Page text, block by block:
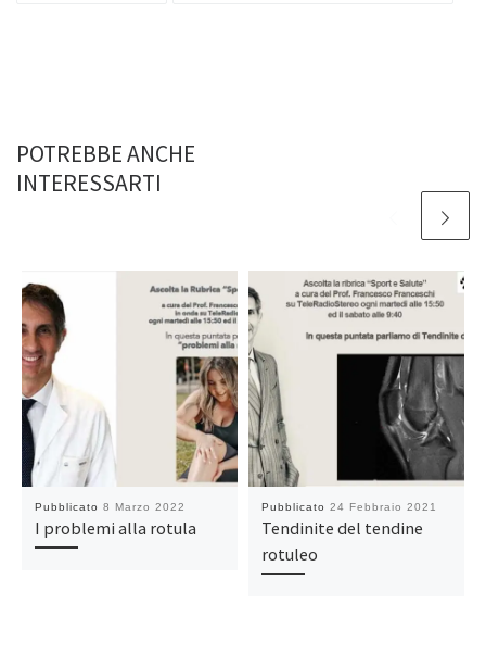
POTREBBE ANCHE
INTERESSARTI
Pubblicato 8 Marzo 2022
I problemi alla rotula
Pubblicato 24 Febbraio 2021
Tendinite del tendine
rotuleo